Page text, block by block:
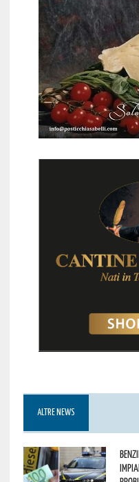
ALTRE NEWS